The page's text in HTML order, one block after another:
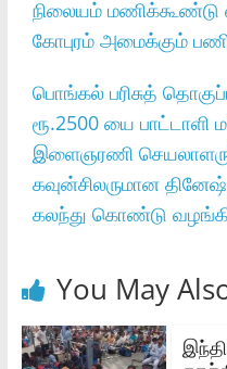
நிலையம் மணிக்கூண்டு
கோபுரம் அமைக்கும்
பொங்கல் பரிசுத்
ரூ.2500 யை பாட்டாளி
இளைஞரணி
கவுன்சிலருமான
கலந்து கொண்டு
You May